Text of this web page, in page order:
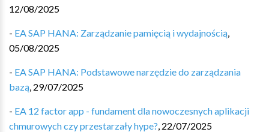
12/08/2025
- EA SAP HANA: Zarządzanie pamięcią i wydajnością,
05/08/2025
- EA SAP HANA: Podstawowe narzędzie do zarządzania
bazą, 29/07/2025
- EA 12 factor app - fundament dla nowoczesnych aplikacji
chmurowych czy przestarzały hype?, 22/07/2025